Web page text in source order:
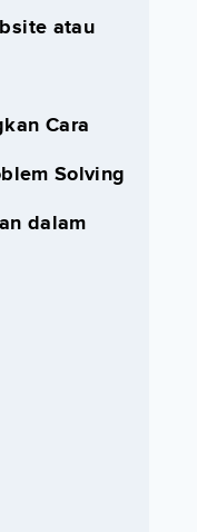
atau
Cara
Solving
dalam